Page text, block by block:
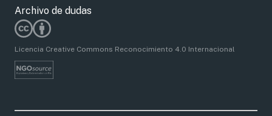
Archivo de dudas
Licencia Creative Commons Reconocimiento 4.0 Internacional